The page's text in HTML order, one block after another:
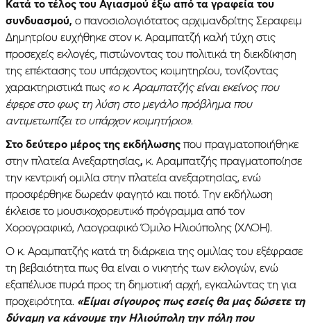
Κατά το τέλος του Αγιασμού έξω από τα γραφεία του
συνδυασμού, ο πανοσιολογιότατος αρχιμανδρίτης Σεραφειμ
Δημητρίου ευχήθηκε στον κ. Αραμπατζή καλή τύχη στις
προσεχείς εκλογές, πιστώνοντας του πολιτικά τη διεκδίκηση
της επέκτασης του υπάρχοντος κοιμητηρίου, τονίζοντας
χαρακτηριστικά πως «ο κ. Αραμπατζής είναι εκείνος που
έφερε στο φως τη λύση στο μεγάλο πρόβλημα που
αντιμετωπίζει το υπάρχον κοιμητήριο».
Στο δεύτερο μέρος της εκδήλωσης που πραγματοποιήθηκε
στην πλατεία Ανεξαρτησίας, κ. Αραμπατζής πραγματοποίησε
την κεντρική ομιλία στην πλατεία ανεξαρτησίας, ενώ
προσφέρθηκε δωρεάν φαγητό και ποτό. Την εκδήλωση
έκλεισε το μουσικοχορευτικό πρόγραμμα από τον
Χορογραφικό, Λαογραφικό Όμιλο Ηλιούπολης (ΧΛΟΗ).
Ο κ. Αραμπατζής κατά τη διάρκεια της ομιλίας του εξέφρασε
τη βεβαιότητα πως θα είναι ο νικητής των εκλογών, ενώ
εξαπέλυσε πυρά προς τη δημοτική αρχή, εγκαλώντας τη για
προχειρότητα. «Είμαι σίγουρος πως εσείς θα μας δώσετε τη
δύναμη να κάνουμε την Ηλιούπολη την πόλη που